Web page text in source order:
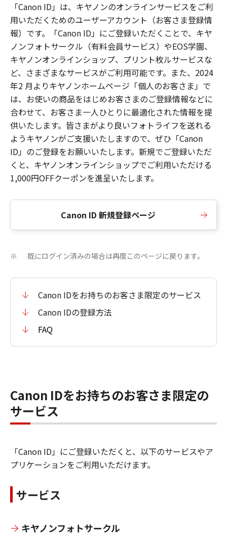
「Canon ID」は、キヤノンのオンラインサービスをご利
用いただくためのユーザーアカウント（お客さま登録情
報）です。「Canon ID」にご登録いただくことで、キヤ
ノンフォトサークル（有料会員サービス）やEOS学園、
キヤノンオンラインショップ、プリント枚ルサービスな
ど、さまざまなサービスがご利用可能です。また、2024
年2 月よりキヤノンホームページ「個人のお客さま」で
は、お使いの商品をはじめお客さまのご登録情報などに
合わせて、お客さま一人ひとりに最適化された情報を提
供いたします。皆さまがより良いフォトライフを送れる
ようキヤノンがご支援いたしますので、ぜひ「Canon
ID」のご登録をお願いいたします。新規でご登録いただ
くと、キヤノンオンラインショップでご利用いただける
1,000円OFFクーポンを進呈いたします。
Canon ID 新規登録ページ
※ 既にログイン済みの場合は再度このページに戻ります。
Canon IDをお持ちのお客さま限定のサービス
Canon IDの登録方法
FAQ
Canon IDをお持ちのお客さま限定の
サービス
「Canon ID」にご登録いただくと、以下のサービスやア
プリケーションをご利用いただけます。
サービス
キヤノンフォトサークル